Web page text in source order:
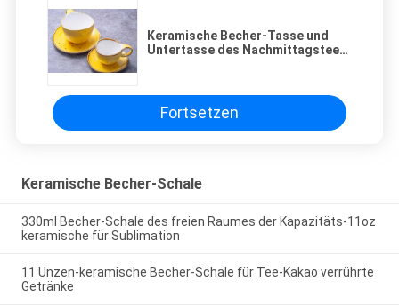
Keramische Becher-Tasse und
Untertasse des Nachmittagstee-
Fortsetzen
Keramische Becher-Schale
330ml Becher-Schale des freien Raumes der Kapazitäts-11oz
keramische für Sublimation
11 Unzen-keramische Becher-Schale für Tee-Kakao verrührte
Getränke